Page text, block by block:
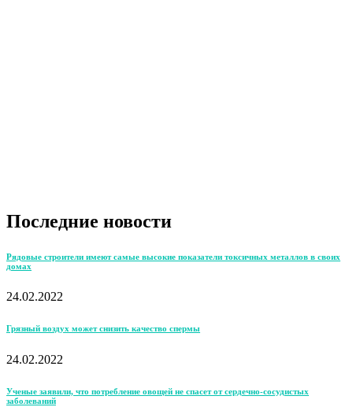
Последние новости
Рядовые строители имеют самые высокие показатели токсичных металлов в своих
домах
24.02.2022
Грязный воздух может снизить качество спермы
24.02.2022
Ученые заявили, что потребление овощей не спасет от сердечно-сосудистых
заболеваний